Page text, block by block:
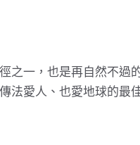
之一，也是再自然不過
法愛人、也愛地球的最